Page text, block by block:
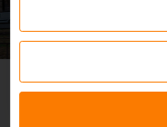
Prílet do...